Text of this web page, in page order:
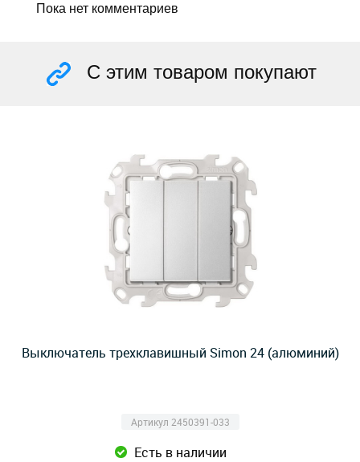
Пока нет комментариев
С этим товаром покупают
Выключатель трехклавишный Simon 24 (алюминий)
Артикул 2450391-033
Есть в наличии